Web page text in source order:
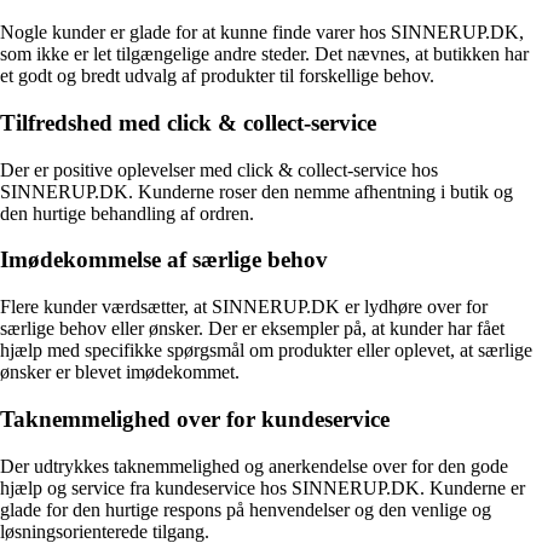
Nogle kunder er glade for at kunne finde varer hos SINNERUP.DK,
som ikke er let tilgængelige andre steder. Det nævnes, at butikken har
et godt og bredt udvalg af produkter til forskellige behov.
Tilfredshed med click & collect-service
Der er positive oplevelser med click & collect-service hos
SINNERUP.DK. Kunderne roser den nemme afhentning i butik og
den hurtige behandling af ordren.
Imødekommelse af særlige behov
Flere kunder værdsætter, at SINNERUP.DK er lydhøre over for
særlige behov eller ønsker. Der er eksempler på, at kunder har fået
hjælp med specifikke spørgsmål om produkter eller oplevet, at særlige
ønsker er blevet imødekommet.
Taknemmelighed over for kundeservice
Der udtrykkes taknemmelighed og anerkendelse over for den gode
hjælp og service fra kundeservice hos SINNERUP.DK. Kunderne er
glade for den hurtige respons på henvendelser og den venlige og
løsningsorienterede tilgang.